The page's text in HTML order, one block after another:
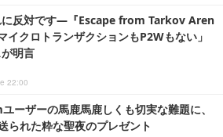
に反対です―『Escape from Tarkov Aren
イクロトランザクションもP2Wもない」
明言
22:00
ーザーの馬鹿馬鹿しくも切実な難題に、
られた粋な聖夜のプレゼント